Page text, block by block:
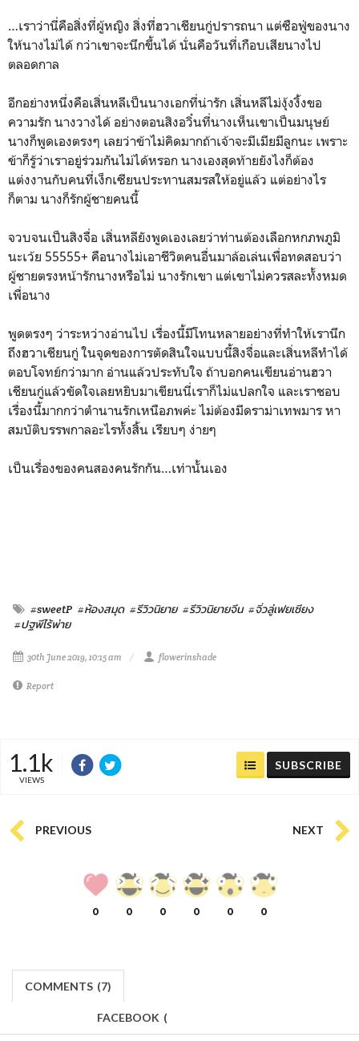
…เราว่านี่คือสิ่งที่ผู้หญิง สิ่งที่ฮวาเชียนกู่ปรารถนา แต่ซือฟู่ของนาง
ให้นางไม่ได้ กว่าเขาจะนึกขึ้นได้ นั่นคือวันที่เกือบเสียนางไป
ตลอดกาล
อีกอย่างหนึ่งคือเสิ่นหลีเป็นนางเอกที่น่ารัก เสิ่นหลีไม่งุ้งงิ้งขอ
ความรัก นางวางได้ อย่างตอนสิงอวิ๋นที่นางเห็นเขาเป็นมนุษย์
นางก็พูดเองตรงๆ เลยว่าข้าไม่คิดมากถ้าเจ้าจะมีเมียมีลูกนะ เพราะ
ข้าก็รู้ว่าเราอยู่ร่วมกันไม่ได้หรอก นางเองสุดท้ายยังไงก็ต้อง
แต่งงานกับคนที่เง็กเซียนประทานสมรสให้อยู่แล้ว แต่อย่างไร
ก็ตาม นางก็รักผู้ชายคนนี้
จวบจนเป็นสิงจื่อ เสิ่นหลียังพูดเองเลยว่าท่านต้องเลือกหกภพภูมิ
นะเว้ย 55555+ คือนางไม่เอาชีวิตคนอื่นมาล้อเล่นเพื่อทดสอบว่า
ผู้ชายตรงหน้ารักนางหรือไม่ นางรักเขา แต่เขาไม่ควรสละทั้งหมด
เพื่อนาง
พูดตรงๆ ว่าระหว่างอ่านไป เรื่องนี้มีโทนหลายอย่างที่ทำให้เรานึก
ถึงฮวาเชียนกู่ ในจุดของการตัดสินใจแบบนี้สิงจื่อและเสิ่นหลีทำได้
ตอบโจทย์กว่ามาก อ่านแล้วประทับใจ ถ้าบอกคนเขียนอ่านฮวา
เชียนกู่แล้วขัดใจเลยหยิบมาเขียนนี่เราก็ไม่แปลกใจ และเราชอบ
เรื่องนี้มากกว่าตำนานรักเหนือภพค่ะ ไม่ต้องมีดราม่าเทพมาร หา
สมบัติบรรพกาลอะไรทั้งสิ้น เรียบๆ ง่ายๆ
เป็นเรื่องของคนสองคนรักกัน…เท่านั้นเอง
#sweetP #ห้องสมุด #รีวิวนิยาย #รีวิวนิยายจีน #จิ่วลู่เฟยเซียง
#ปฐพีไร้พ่าย
30th June 2019, 10:15 am flowerinshade
Report
1.1k
VIEWS
SUBSCRIBE
PREVIOUS NEXT
0 0 0 0 0 0
COMMENTS (7)
FACEBOOK (